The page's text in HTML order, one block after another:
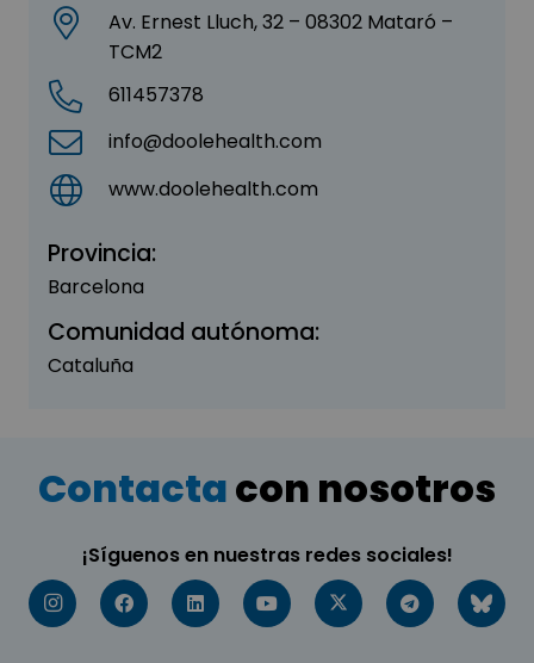
Av. Ernest Lluch, 32 – 08302 Mataró –
TCM2
611457378
info@doolehealth.com
www.doolehealth.com
Provincia:
Barcelona
Comunidad autónoma:
Cataluña
Contactacon nosotros
¡Síguenos en nuestras redes sociales!